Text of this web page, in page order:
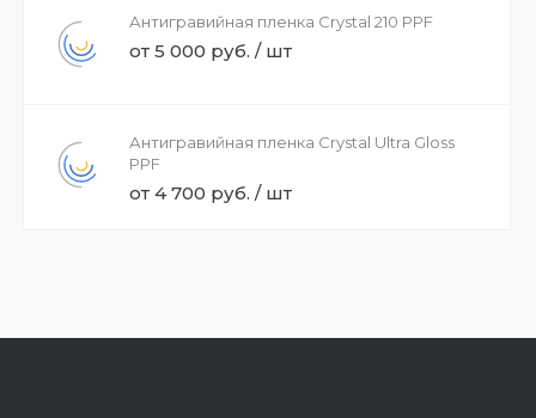
Антигравийная пленка Crystal 210 PPF
от 5 000 руб. / шт
Антигравийная пленка Crystal Ultra Gloss
PPF
от 4 700 руб. / шт